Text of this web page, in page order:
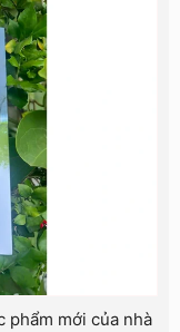
phẩm mới của nhà